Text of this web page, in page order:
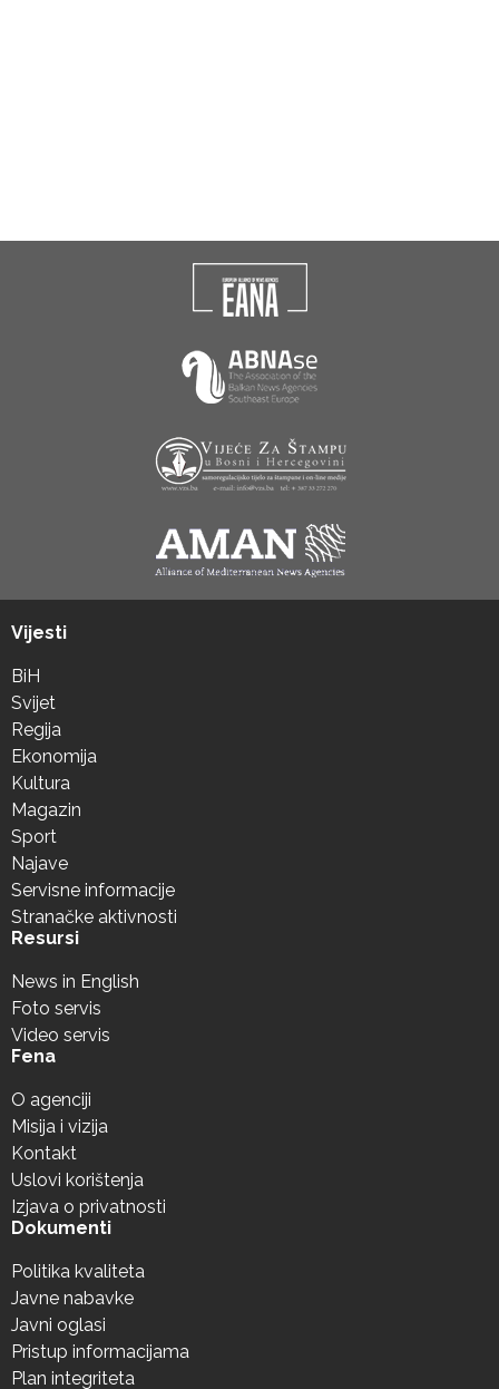
Vijesti
BiH
Svijet
Regija
Ekonomija
Kultura
Magazin
Sport
Najave
Servisne informacije
Stranačke aktivnosti
Resursi
News in English
Foto servis
Video servis
Fena
O agenciji
Misija i vizija
Kontakt
Uslovi korištenja
Izjava o privatnosti
Dokumenti
Politika kvaliteta
Javne nabavke
Javni oglasi
Pristup informacijama
Plan integriteta